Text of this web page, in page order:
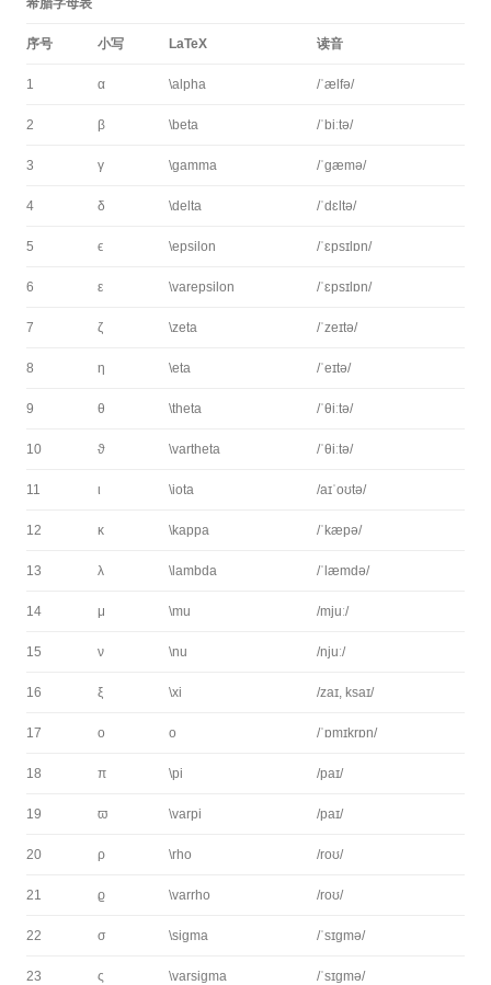
希腊字母表
序号 小写 LaTeX 读音
1 α \alpha /ˈælfə/
2 β \beta /ˈbiːtə/
3 γ \gamma /ˈɡæmə/
4 δ \delta /ˈdɛltə/
5 ϵ \epsilon /ˈɛpsɪlɒn/
6 ε \varepsilon /ˈɛpsɪlɒn/
7 ζ \zeta /ˈzeɪtə/
8 η \eta /ˈeɪtə/
9 θ \theta /ˈθiːtə/
10 ϑ \vartheta /ˈθiːtə/
11 ι \iota /aɪˈoʊtə/
12 κ \kappa /ˈkæpə/
13 λ \lambda /ˈlæmdə/
14 μ \mu /mjuː/
15 ν \nu /njuː/
16 ξ \xi /zaɪ, ksaɪ/
17 o o /ˈɒmɪkrɒn/
18 π \pi /paɪ/
19 ϖ \varpi /paɪ/
20 ρ \rho /roʊ/
21 ϱ \varrho /roʊ/
22 σ \sigma /ˈsɪɡmə/
23 ς \varsigma /ˈsɪɡmə/